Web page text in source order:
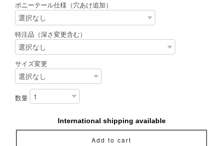
ポニーテール仕様（穴あけ追加）
特注品（深さ変更含む）
サイズ変更
数量
International shipping available
Add to cart